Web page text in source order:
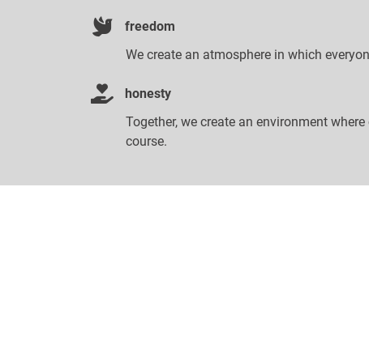
freedom
We create an atmosphere in which
honesty
Together, we create an environment
course.